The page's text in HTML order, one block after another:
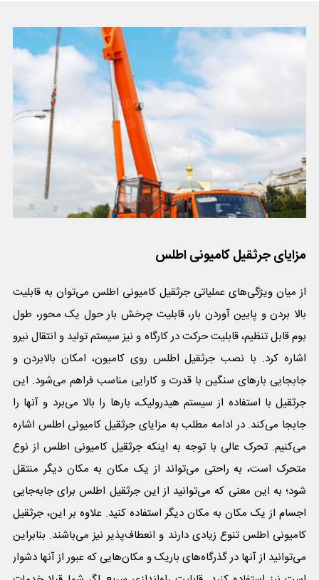
مزایای جرثقیل کامیونی اطلس
از میان ویژگی‌های عملیاتی جرثقیل کامیونی اطلس می‌توان به قابلیت
بالا بردن و پایین آوردن بار، قابلیت چرخش بار حول یک محور، طول
بوم قابل تنظیم، قابلیت حرکت در کارگاه و نیز سیستم تولید و انتقال نیرو
اشاره کرد. با نصب جرثقیل اطلس روی کامیون، امکان بالابردن و
جابجایی بارهای سنگین با قدرت و کارایی مناسب فراهم می‌شود. این
جرثقیل با استفاده از سیستم هیدرولیک، بارها را بالا می‌برد و آنها را
جابجا می‌کند. در ادامه مطلب به مزایای جرثقیل کامیونی اطلس اشاره
می‌کنیم. تحرک عالی با توجه به اینکه جرثقیل کامیونی اطلس از نوع
متحرک است، به راحتی می‌تواند از یک مکان به مکان دیگر منتقل
شود؛ به این معنی که می‌توانید از این جرثقیل اطلس برای جابه‌جایی
اجسام از یک مکان به مکان دیگر استفاده کنید. علاوه بر این، جرثقیل
کامیونی اطلس تنوع زیادی دارند و انعطاف‌پذیر نیز می‌باشند. بنابراین
می‌توانید از آنها در گذرگاه‌های باریک و مکان‌هایی که عبور از آنها دشوار